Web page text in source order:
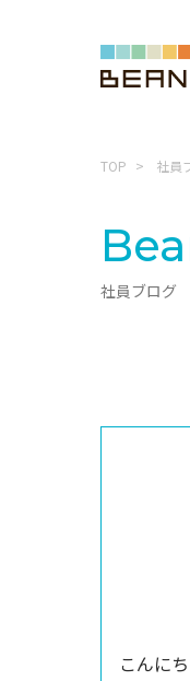
TOP 社員
社員ブログ
こんにち